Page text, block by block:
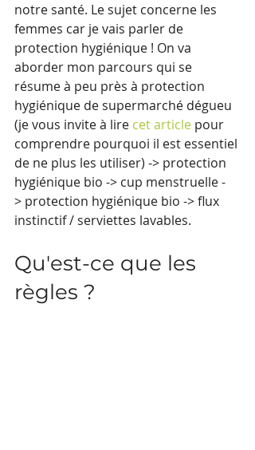
notre santé. Le sujet concerne les
femmes car je vais parler de
protection hygiénique ! On va
aborder mon parcours qui se
résume à peu près à protection
hygiénique de supermarché dégueu
(je vous invite à lire cet article pour
comprendre pourquoi il est essentiel
de ne plus les utiliser) -> protection
hygiénique bio -> cup menstruelle -
> protection hygiénique bio -> flux
instinctif / serviettes lavables.
Qu'est-ce que les
règles ?